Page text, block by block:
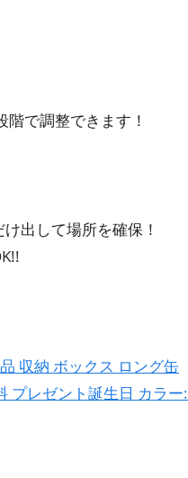
で調整できます！
出して場所を確保！
収納 ボックス ロング缶
プレゼント誕生日 カラー: